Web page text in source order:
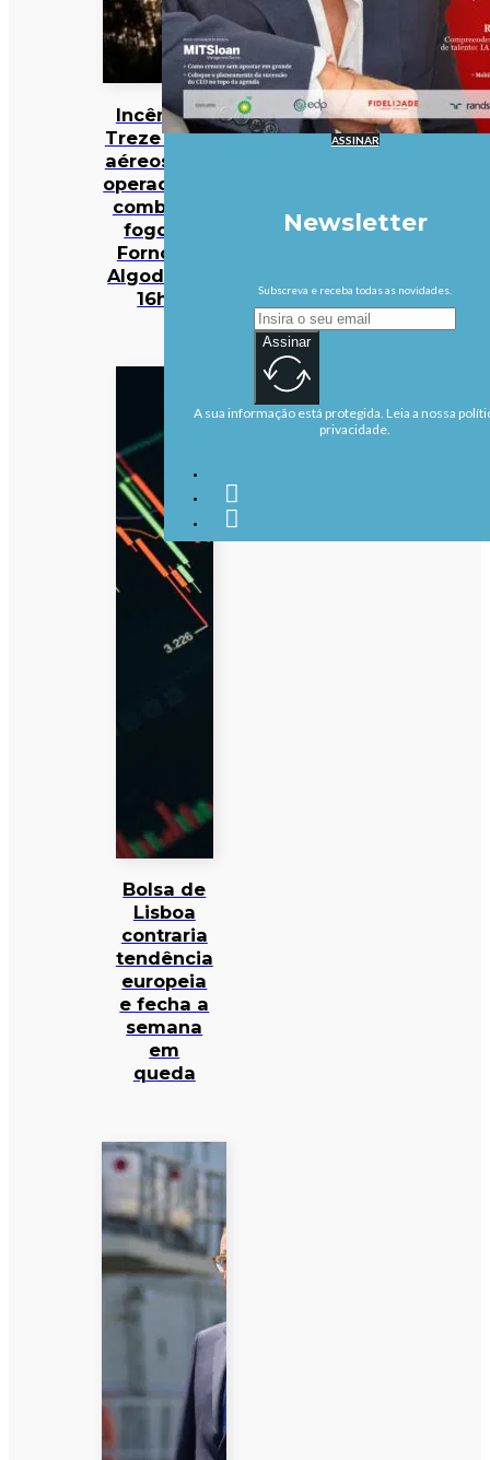
Incêndios:
Treze meios
aéreos e 301
operacionais
combatem
fogo em
Fornos de
Algodres às
16h50
Bolsa de
Lisboa
contraria
tendência
europeia
e fecha a
semana
em
queda
ASSINAR
Newsletter
Subscreva e receba todas as novidades.
Assinar
A sua informação está protegida. Leia a nossa
privacidade.